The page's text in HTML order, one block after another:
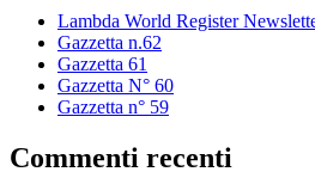
Lambda World Register
Gazzetta n.62
Gazzetta 61
Gazzetta N° 60
Gazzetta n° 59
Commenti recenti